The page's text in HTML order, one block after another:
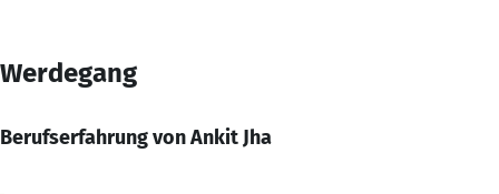
Werdegang
Berufserfahrung von Ankit Jha